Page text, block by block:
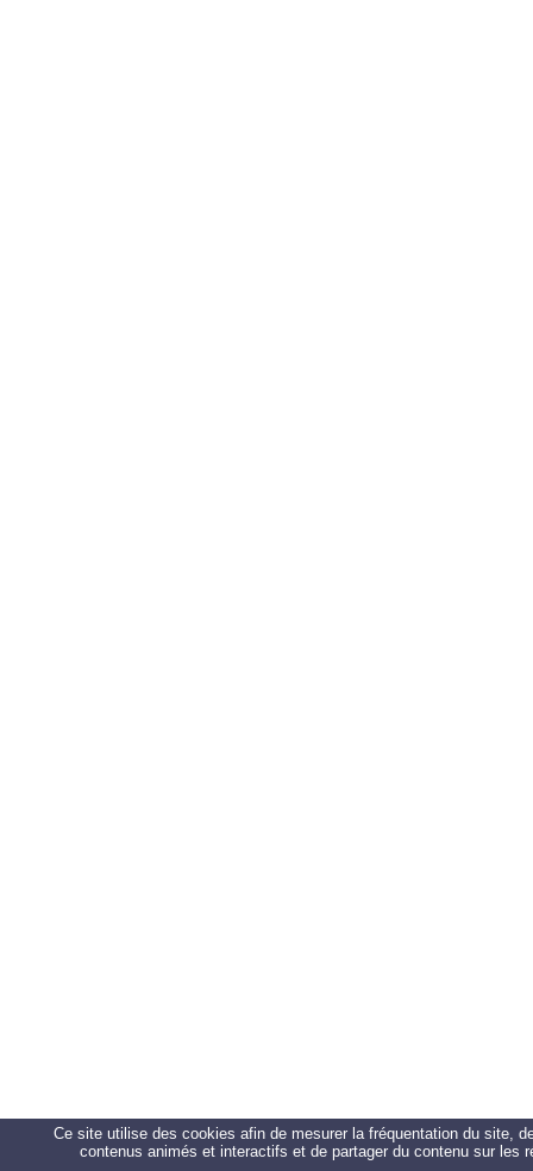
Ce site utilise des cookies afin de mesurer la fréquentation du site,
contenus animés et interactifs et de partager du contenu sur les